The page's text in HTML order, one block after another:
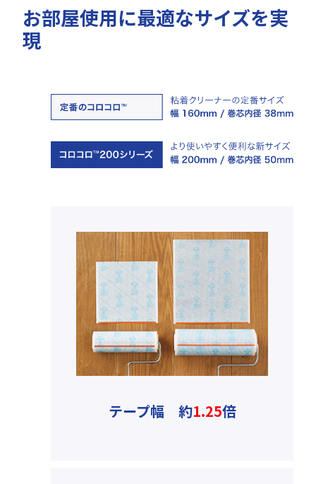
フロアクリン
シリーズ
ハイグレード
シリーズ
ペットのいるお家で
外出先で
花粉対策で
コロコロができるまで
お部屋使用に最適なサイズを実
現
テープ幅 約1.25倍